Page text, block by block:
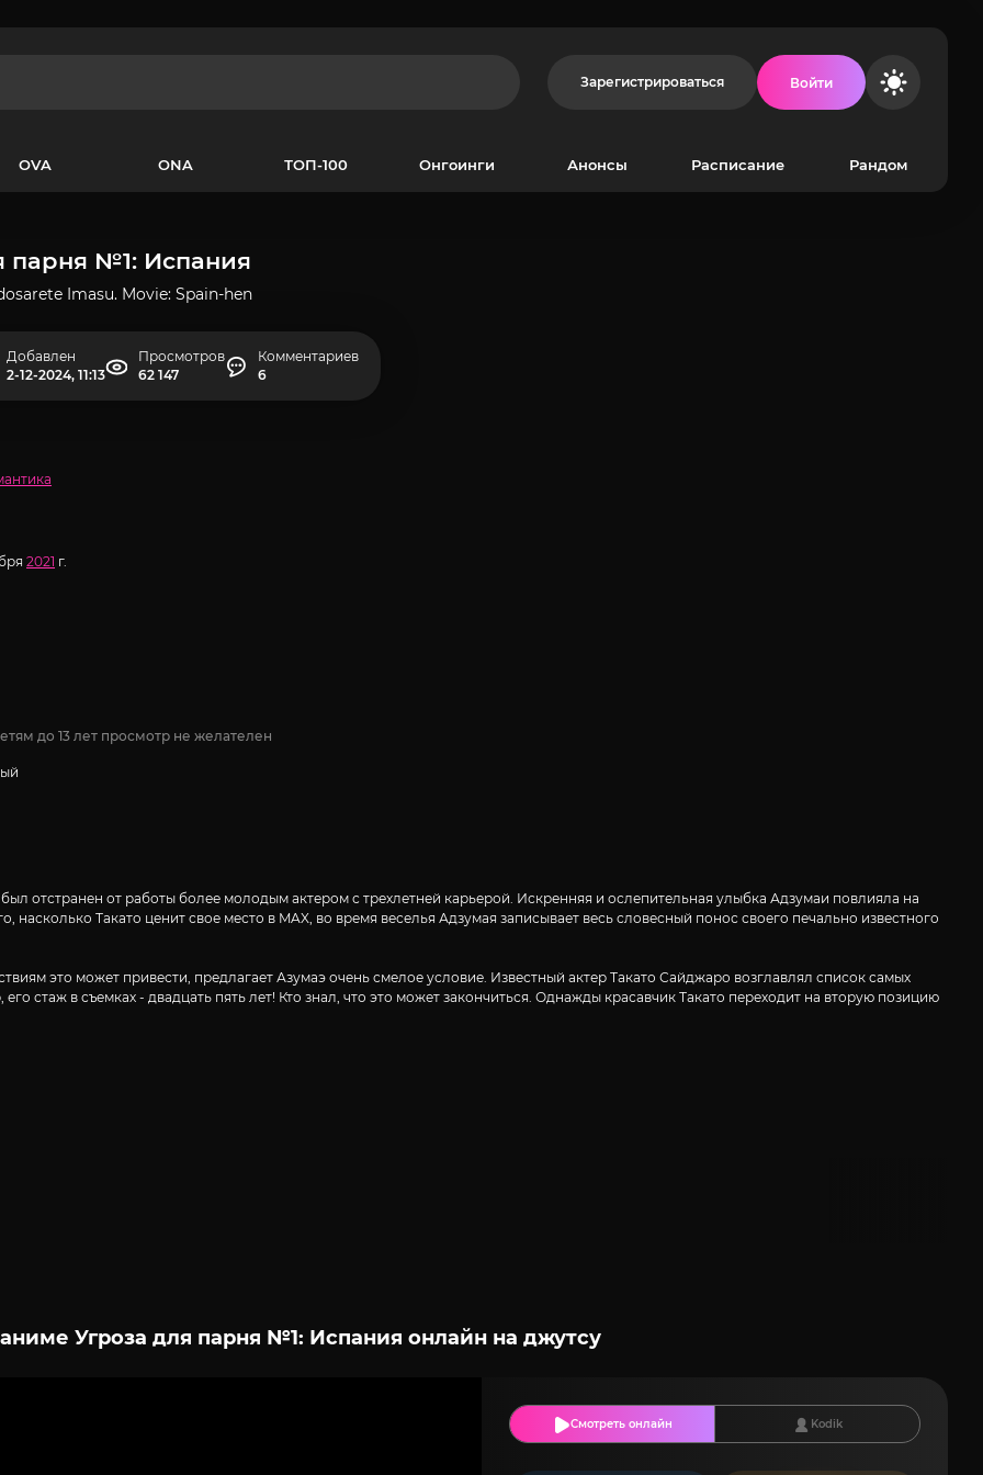
Зарегистрироваться Войти
OVA ONA ТОП-100 Онгоинги Анонсы Расписание Рандом
парня №1: Испания
Imasu. Movie: Spain-hen
Добавлен
2-12-2024, 11:13
Просмотров
62 147
Комментариев
6
2021 г.
до 13 лет просмотр не желателен
отстранен от работы более молодым актером с трехлетней карьерой. Искренняя и ослепительная улыбка Адзумаи повлияла на
Такато ценит свое место в MAX, во время веселья Адзумая записывает весь словесный понос своего печально известного
это может привести, предлагает Азумаэ очень смелое условие. Известный актер Такато Сайджаро возглавлял список самых
стаж в съемках - двадцать пять лет! Кто знал, что это может закончиться. Однажды красавчик Такато переходит на вторую позицию
Угроза для парня №1: Испания онлайн на джутсу
Смотреть онлайн Kodik